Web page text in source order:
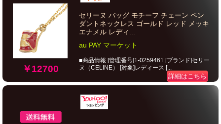
￥12700
セリーヌ バッグ モチーフ チェーン ペン
ダントネックレス ゴールド レッド メッキ
エナメル レディ...
au PAY マーケット
■商品情報 [管理番号]1-0259461 [ブランド]セリー
ヌ（CELINE） [対象]レディース [...
詳細はこちら